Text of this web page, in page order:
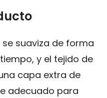
se suaviza de forma
y el tejido de
capa extra de
adecuado para